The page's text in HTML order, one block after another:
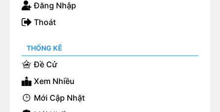
Đăng Nhập
Thoát
THỐNG KÊ
Đề Cử
Xem Nhiều
Mới Cập Nhật